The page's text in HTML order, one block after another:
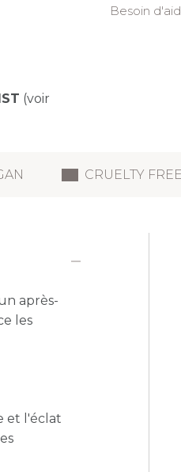
(voir
Besoin
CRUELTY FREE
après-
les
et l'éclat